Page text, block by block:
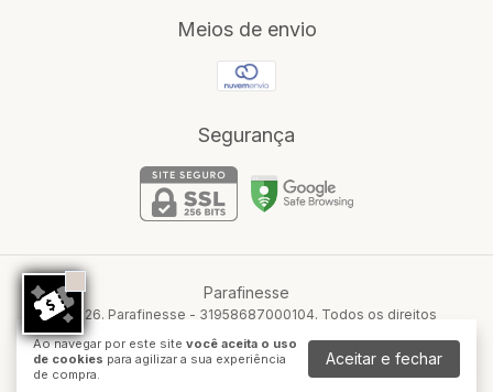
Ao navegar por este site você aceita o uso
de cookies para agilizar a sua experiência
de compra.
Aceitar e fechar
Meios de envio
Segurança
Parafinesse
©2026. Parafinesse - 31958687000104. Todos os direitos